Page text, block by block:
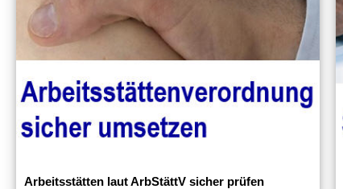
Arbeitsstätten laut ArbStättV sicher prüfen